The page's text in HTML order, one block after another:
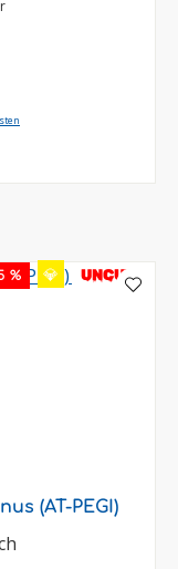
% 💎 UNCUT
(AT-PEGI)